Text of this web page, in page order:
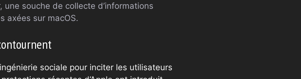
une souche de collecte d’informations
axées sur macOS.
sociale pour inciter les utilisateurs